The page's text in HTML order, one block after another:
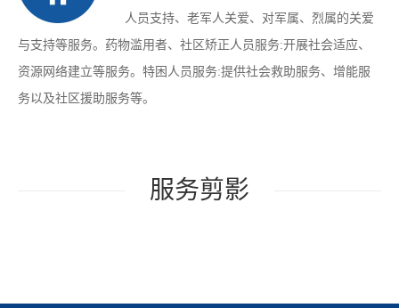
人员支持、老军人关爱、对军属、烈属的关爱
与支持等服务。药物滥用者、社区矫正人员服务:开展社会适应、
资源网络建立等服务。特困人员服务:提供社会救助服务、增能服
务以及社区援助服务等。
服务剪影